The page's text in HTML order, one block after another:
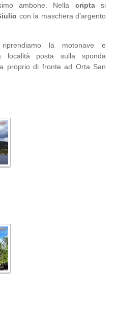
ambone. Nella criptasi
con la maschera d’argento
la motonave e
località posta sulla sponda
proprio di fronte ad Orta San